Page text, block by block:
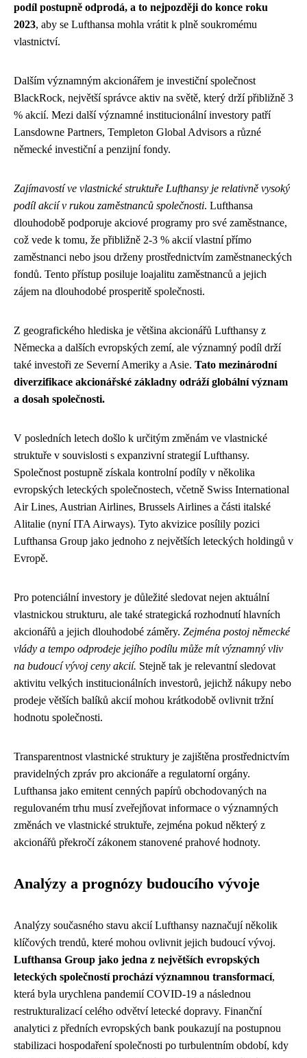
podíl postupně odprodá, a to nejpozději do konce roku
2023, aby se Lufthansa mohla vrátit k plně soukromému
vlastnictví.
Dalším významným akcionářem je investiční společnost
BlackRock, největší správce aktiv na světě, který drží přibližně 3
% akcií. Mezi další významné institucionální investory patří
Lansdowne Partners, Templeton Global Advisors a různé
německé investiční a penzijní fondy.
Zajímavostí ve vlastnické struktuře Lufthansy je relativně vysoký
podíl akcií v rukou zaměstnanců společnosti. Lufthansa
dlouhodobě podporuje akciové programy pro své zaměstnance,
což vede k tomu, že přibližně 2-3 % akcií vlastní přímo
zaměstnanci nebo jsou drženy prostřednictvím zaměstnaneckých
fondů. Tento přístup posiluje loajalitu zaměstnanců a jejich
zájem na dlouhodobé prosperitě společnosti.
Z geografického hlediska je většina akcionářů Lufthansy z
Německa a dalších evropských zemí, ale významný podíl drží
také investoři ze Severní Ameriky a Asie. Tato mezinárodní
diverzifikace akcionářské základny odráží globální význam
a dosah společnosti.
V posledních letech došlo k určitým změnám ve vlastnické
struktuře v souvislosti s expanzivní strategií Lufthansy.
Společnost postupně získala kontrolní podíly v několika
evropských leteckých společnostech, včetně Swiss International
Air Lines, Austrian Airlines, Brussels Airlines a části italské
Alitalie (nyní ITA Airways). Tyto akvizice posílily pozici
Lufthansa Group jako jednoho z největších leteckých holdingů v
Evropě.
Pro potenciální investory je důležité sledovat nejen aktuální
vlastnickou strukturu, ale také strategická rozhodnutí hlavních
akcionářů a jejich dlouhodobé záměry. Zejména postoj německé
vlády a tempo odprodeje jejího podílu může mít významný vliv
na budoucí vývoj ceny akcií. Stejně tak je relevantní sledovat
aktivitu velkých institucionálních investorů, jejichž nákupy nebo
prodeje větších balíků akcií mohou krátkodobě ovlivnit tržní
hodnotu společnosti.
Transparentnost vlastnické struktury je zajištěna prostřednictvím
pravidelných zpráv pro akcionáře a regulatorní orgány.
Lufthansa jako emitent cenných papírů obchodovaných na
regulovaném trhu musí zveřejňovat informace o významných
změnách ve vlastnické struktuře, zejména pokud některý z
akcionářů překročí zákonem stanovené prahové hodnoty.
Analýzy a prognózy budoucího vývoje
Analýzy současného stavu akcií Lufthansy naznačují několik
klíčových trendů, které mohou ovlivnit jejich budoucí vývoj.
Lufthansa Group jako jedna z největších evropských
leteckých společností prochází významnou transformací,
která byla urychlena pandemií COVID-19 a následnou
restrukturalizací celého odvětví letecké dopravy. Finanční
analytici z předních evropských bank poukazují na postupnou
stabilizaci hospodaření společnosti po turbulentním období, kdy